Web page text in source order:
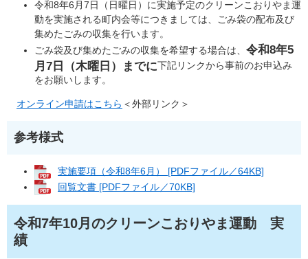
令和8年6月7日（日曜日）に実施予定のクリーンこおりやま運
動を実施される町内会等につきましては、ごみ袋の配布及び
集めたごみの収集を行います。
ごみ袋及び集めたごみの収集を希望する場合は、 令和8年5
月7日（木曜日）までに下記リンクから事前のお申込み
をお願いします。
オンライン申請はこちら ＜外部リンク＞
参考様式
実施要項（令和8年6月） [PDFファイル／64KB]
回覧文書 [PDFファイル／70KB]
令和7年10月のクリーンこおりやま運動 実
績